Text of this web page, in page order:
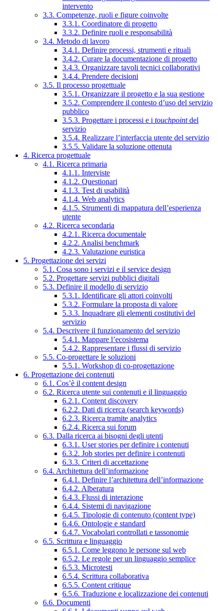
intervento
3.3. Competenze, ruoli e figure coinvolte
3.3.1. Coordinatore di progetto
3.3.2. Definire ruoli e responsabilità
3.4. Metodo di lavoro
3.4.1. Definire processi, strumenti e rituali
3.4.2. Curare la documentazione di progetto
3.4.3. Organizzare tavoli tecnici collaborativi
3.4.4. Prendere decisioni
3.5. Il processo progettuale
3.5.1. Organizzare il progetto e la sua gestione
3.5.2. Comprendere il contesto d’uso del servizio
pubblico
3.5.3. Progettare i processi e i touchpointdel
servizio
3.5.4. Realizzare l’interfaccia utente del servizio
3.5.5. Validare la soluzione ottenuta
4. Ricerca progettuale
4.1. Ricerca primaria
4.1.1. Interviste
4.1.2. Questionari
4.1.3. Test di usabilità
4.1.4. Web analytics
4.1.5. Strumenti di mappatura dell’esperienza
utente
4.2. Ricerca secondaria
4.2.1. Ricerca documentale
4.2.2. Analisi benchmark
4.2.3. Valutazione euristica
5. Progettazione dei servizi
5.1. Cosa sono i servizi e il service design
5.2. Progettare servizi pubblici digitali
5.3. Definire il modello di servizio
5.3.1. Identificare gli attori coinvolti
5.3.2. Formulare la proposta di valore
5.3.3. Inquadrare gli elementi costitutivi del
servizio
5.4. Descrivere il funzionamento del servizio
5.4.1. Mappare l’ecosistema
5.4.2. Rappresentare i flussi di servizio
5.5. Co-progettare le soluzioni
5.5.1. Workshop di co-progettazione
6. Progettazione dei contenuti
6.1. Cos’è il content design
6.2. Ricerca utente sui contenuti e il linguaggio
6.2.1. Content discovery
6.2.2. Dati di ricerca (search keywords)
6.2.3. Ricerca tramite analytics
6.2.4. Ricerca sui forum
6.3. Dalla ricerca ai bisogni degli utenti
6.3.1. User stories per definire i contenuti
6.3.2. Job stories per definire i contenuti
6.3.3. Criteri di accettazione
6.4. Architettura dell’informazione
6.4.1. Definire l’architettura dell’informazione
6.4.2. Alberatura
6.4.3. Flussi di interazione
6.4.4. Sistemi di navigazione
6.4.5. Tipologie di contenuto (content type)
6.4.6. Ontologie e standard
6.4.7. Vocabolari controllati e tassonomie
6.5. Scrittura e linguaggio
6.5.1. Come leggono le persone sul web
6.5.2. Le regole per un linguaggio semplice
6.5.3. Microtesti
6.5.4. Scrittura collaborativa
6.5.5. Content critique
6.5.6. Traduzione e localizzazione dei contenuti
6.6. Documenti